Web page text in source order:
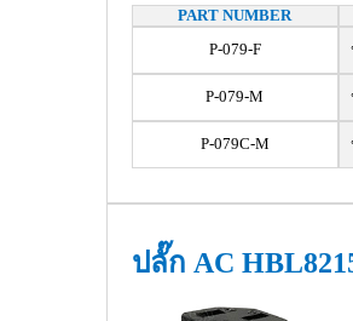
PART NUMBER
P-079-F
P-079-M
P-079C-M
ปลั๊ก AC